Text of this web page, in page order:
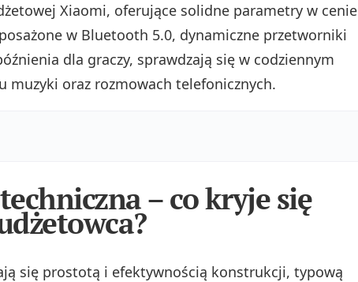
Xiaomi, oferujące solidne parametry w cenie
w Bluetooth 5.0, dynamiczne przetworniki
dla graczy, sprawdzają się w codziennym
muzyki oraz rozmowach telefonicznych.
– co kryje się
się prostotą i efektywnością konstrukcji, typową